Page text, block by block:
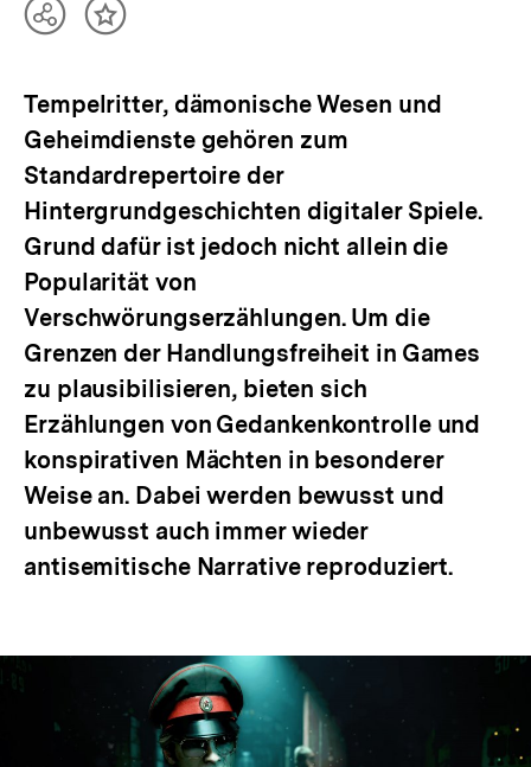
TeilenInhalt
Tempelritter, dämonische Wesen und
Geheimdienste gehören zum
Standardrepertoire der
Hintergrundgeschichten digitaler Spiele.
Grund dafür ist jedoch nicht allein die
Popularität von
Verschwörungserzählungen. Um die
Grenzen der Handlungsfreiheit in Games
zu plausibilisieren, bieten sich
Erzählungen von Gedankenkontrolle und
konspirativen Mächten in besonderer
Weise an. Dabei werden bewusst und
unbewusst auch immer wieder
antisemitische Narrative reproduziert.